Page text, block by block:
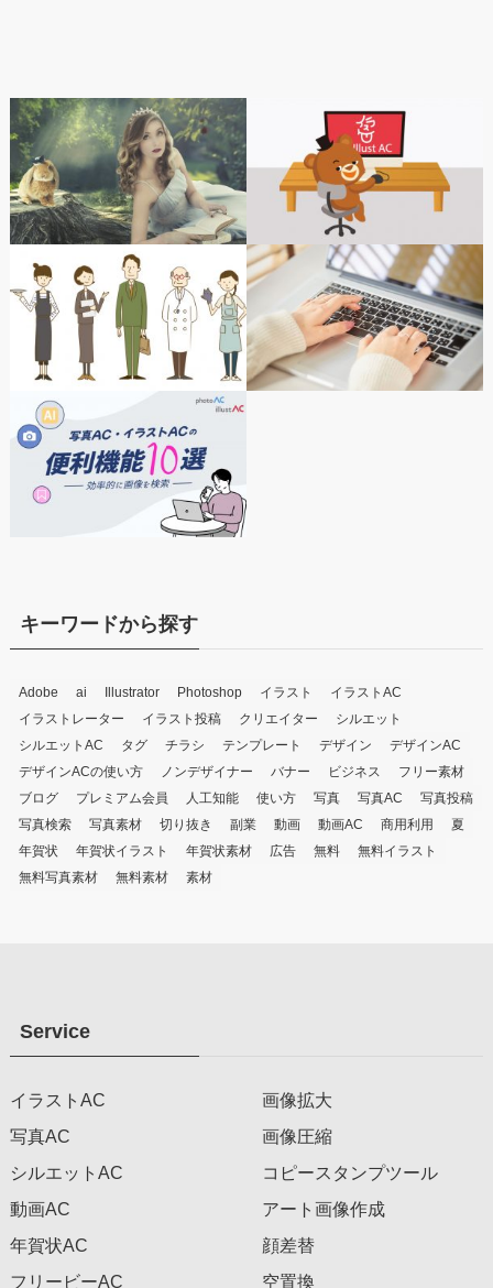
キーワードから探す
Adobe ai Illustrator Photoshop イラスト
イラストAC
イラストレーター
イラスト投稿 クリエイター
シルエット
シルエットAC
タグ チラシ テンプレート デザイン
デザインAC
デザインACの使い方
ノンデザイナー バナー ビジネス
フリー素材
ブログ
プレミアム会員 人工知能 使い方 写真 写真AC
写真投稿
写真検索
写真素材 切り抜き 副業 動画 動画AC 商用利用
夏
年賀状
年賀状イラスト 年賀状素材 広告 無料
無料イラスト
無料写真素材
無料素材 素材
Service
イラストAC
写真AC
シルエットAC
動画AC
年賀状AC
フリービーAC
画像拡大
画像圧縮
コピースタンプツール
アート画像作成
顔差替
空置換